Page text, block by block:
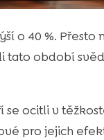
o 40 %. Přesto
období
se ocitli v
pro jejich